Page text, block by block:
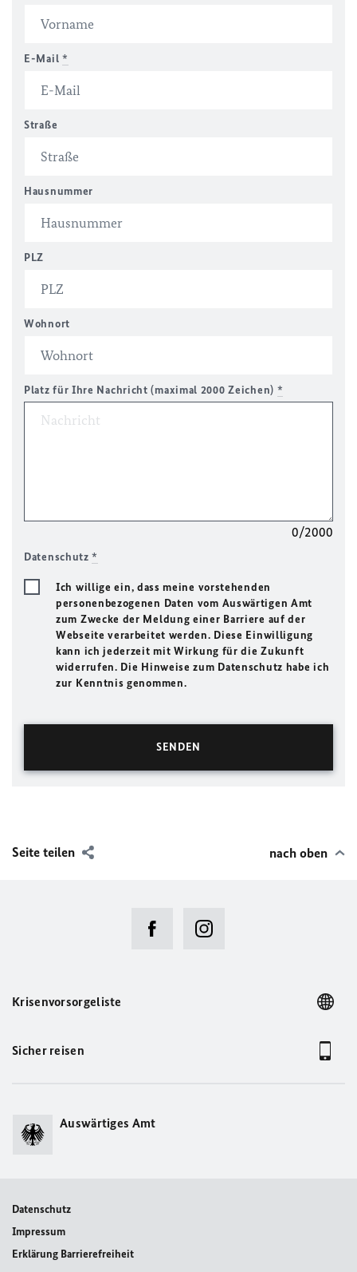
E-Mail *
Straße
Hausnummer
PLZ
Wohnort
Platz für Ihre Nachricht (maximal 2000 Zeichen) *
0/2000
Datenschutz*
Ich willige ein, dass meine vorstehenden
personenbezogenen Daten vom Auswärtigen Amt
zum Zwecke der Meldung einer Barriere auf der
Webseite verarbeitet werden. Diese Einwilligung
kann ich jederzeit mit Wirkung für die Zukunft
widerrufen. Die Hinweise zum Datenschutz habe ich
zur Kenntnis genommen.
Seite teilen nach oben
Krisenvorsorgeliste
Sicher reisen
Auswärtiges Amt
Datenschutz
Impressum
Erklärung Barrierefreiheit